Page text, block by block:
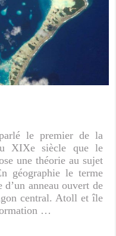
le premier de la
XIXe siècle que le
une théorie au sujet
géographie le terme
anneau ouvert de
central. Atoll et île
…